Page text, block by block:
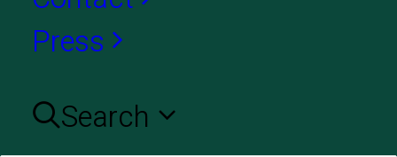
Press
Search